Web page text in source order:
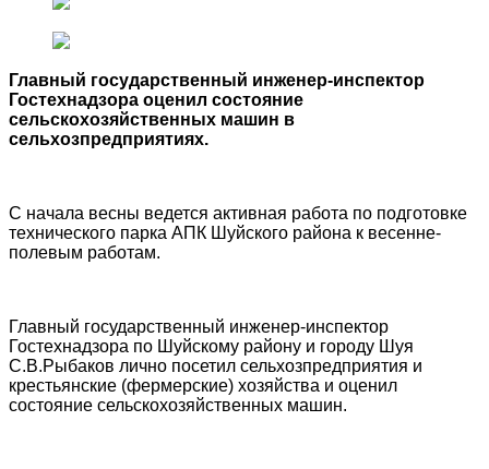
Главный государственный инженер-инспектор
Гостехнадзора оценил состояние
сельскохозяйственных машин в
сельхозпредприятиях.
С начала весны ведется активная работа по подготовке
технического парка АПК Шуйского района к весенне-
полевым работам.
Главный государственный инженер-инспектор
Гостехнадзора по Шуйскому району и городу Шуя
С.В.Рыбаков лично посетил сельхозпредприятия и
крестьянские (фермерские) хозяйства и оценил
состояние сельскохозяйственных машин.